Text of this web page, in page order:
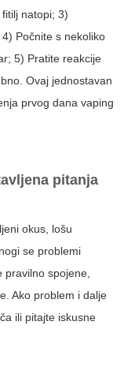
natopi; 3)
Počnite s nekoliko
5) Pratite reakcije
Ovaj jednostavan
prvog dana vaping
pitanja
okus, lošu
se problemi
pravilno spojene,
Ako problem i dalje
ili pitajte iskusne